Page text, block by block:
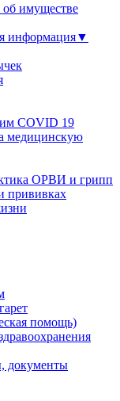
об имуществе
информация▼
COVID 19
медицинскую
ОРВИ и грипп
прививках
помощь)
документы